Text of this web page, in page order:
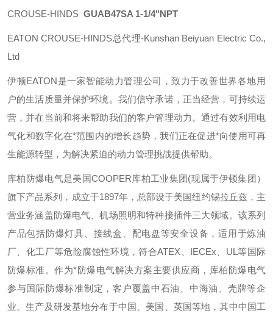
CROUSE-HINDS GUAB47SA 1-1/4"NPT
EATON CROUSE-HINDS总代理-Kunshan Beiyuan Electric Co.,
Ltd
伊顿EATON是一家智能动力管理公司，致力于改善世界各地用
户的生活质量并保护环境。我们信守承诺，正当经营，可持续运
营，并在当前和将来帮助我们的客户管理动力。通过有效利用电
气化和数字化在*范围内的增长趋势，我们正在促进*向使用可再
生能源转型，为解决紧迫的动力管理挑战提供帮助。
库柏防爆电气是美国COOPER库柏工业集团(现属于伊顿集团）
旗下产品系列，成立于1897年，总部设于美国纽约锡拉丘兹，主
营业务涵盖防爆电气、机场照明和特种接插件三大领域。该系列
产品包括防爆灯具、接线盒、配电盘等安全设备，适用于炼油
厂、化工厂等危险腐蚀性环境，符合ATEX IECEx UL 等国际
防爆标准。作为*防爆电气解决方案主要供应商，库柏防爆电气
参与国际防爆标准制定，客户覆盖中石油、中海油、壳牌等企
业。生产及研发基地分布于中国、美国、英国等地，其中中国工